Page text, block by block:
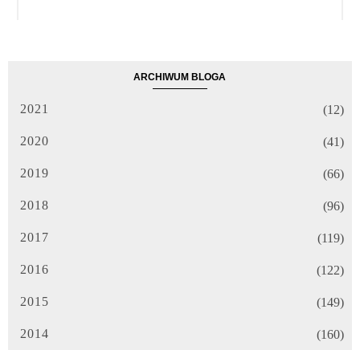
ARCHIWUM BLOGA
2021 (12)
2020 (41)
2019 (66)
2018 (96)
2017 (119)
2016 (122)
2015 (149)
2014 (160)